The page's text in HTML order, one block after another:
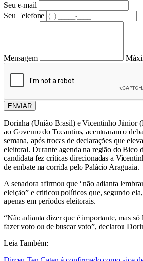
Seu e-mail
Seu Telefone
Mensagem
ENVIAR
Dorinha (União Brasil) e Vicentinho Júnior
ao Governo do Tocantins, acentuaram o
semana, após trocas de declarações que
eleitoral. Durante agenda na região do Bico
candidata fez críticas direcionadas a
de embate na corrida pelo Palácio Araguaia.
A senadora afirmou que “não adianta
eleição” e criticou políticos que, segundo
apenas em períodos eleitorais.
“Não adianta dizer que é importante, mas só
fazer voto ou de buscar voto”, declarou
Leia Também: